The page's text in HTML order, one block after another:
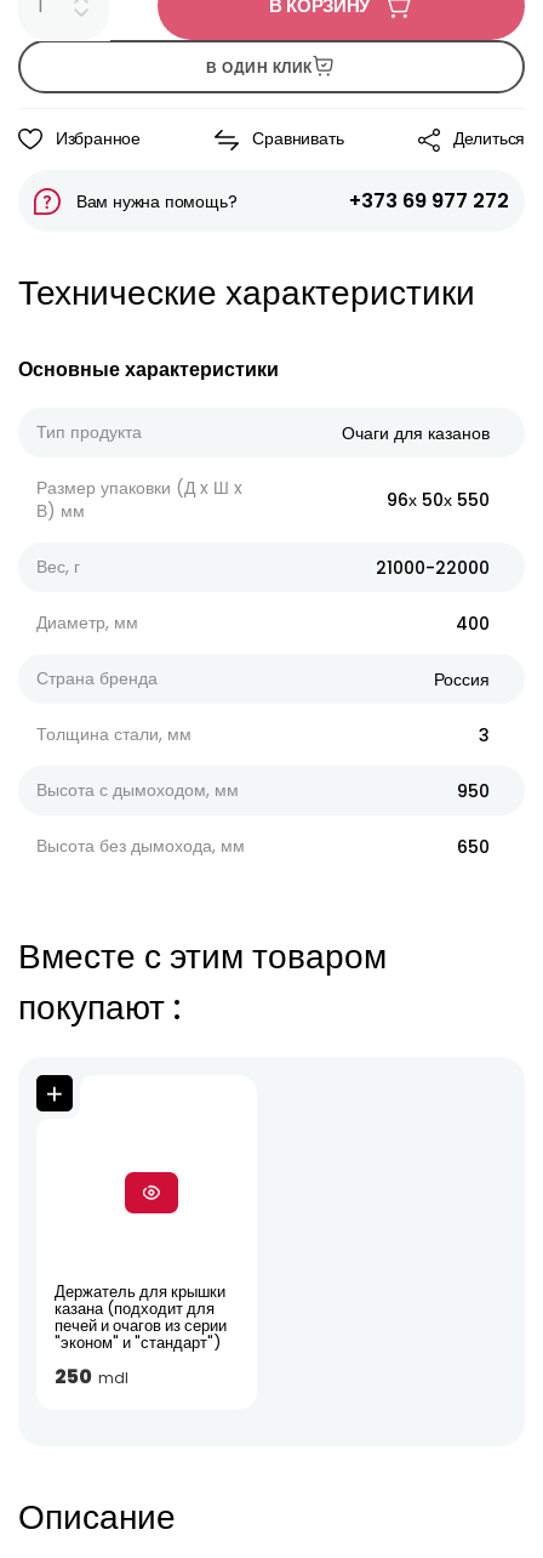
В КОРЗИНУ
В ОДИН КЛИК
Избранное Сравнивать Делиться
Вам нужна помощь? +373 69 977 272
Технические характеристики
Основные характеристики
Тип продукта Очаги для казанов
Размер упаковки (Д x Ш x
В) мм
96х 50х 550
Вес, г 21000-22000
Диаметр, мм 400
Страна бренда Россия
Толщина стали, мм 3
Высота с дымоходом, мм 950
Высота без дымохода, мм 650
Вместе с этим товаром
покупают:
Держатель для крышки
казана (подходит для
печей и очагов из серии
"эконом" и "стандарт")
250 mdl
Описание